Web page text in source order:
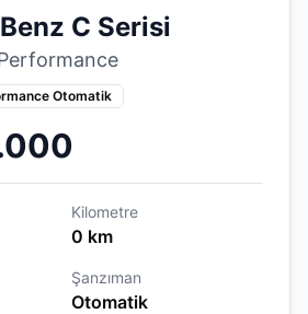
C Serisi
Otomatik
Kilometre
0 km
Şanzıman
Otomatik